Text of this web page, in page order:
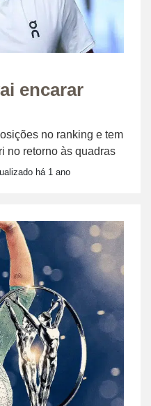
encarar
no ranking e tem
no retorno às quadras
há 1 ano